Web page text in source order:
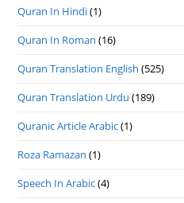
Quran In Hindi(1)
Quran In Roman (16)
Quran Translation English (525)
Quran Translation Urdu (189)
Quranic Article Arabic(1)
Roza Ramazan (1)
Speech In Arabic(4)